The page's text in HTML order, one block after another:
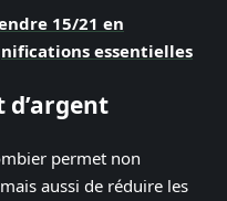
15/21 en
essentielles
d’argent
permet non
aussi de réduire les